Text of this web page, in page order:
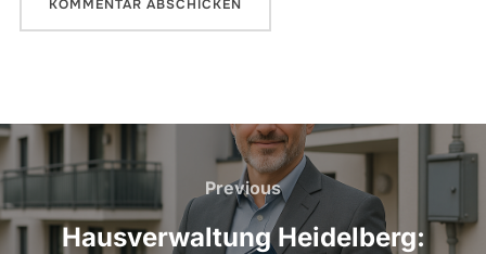
Beitragsnavigation
Previous
Previous
Hausverwaltung Heidelberg: